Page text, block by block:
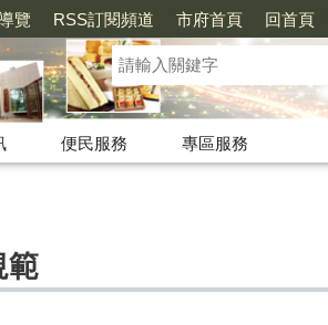
覽 RSS訂閱頻道 市府首頁 回首頁
便民服務
專區服務
範